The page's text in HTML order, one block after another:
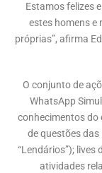
Estamos felizes
estes homens e
próprias”, afirma
O conjunto de
WhatsApp
conhecimentos do
de questões
“Lendários”); lives
atividades